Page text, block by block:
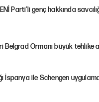
Parti’li genç hakkında
Belgrad Ormanı büyük tehlike
İspanya ile Schengen